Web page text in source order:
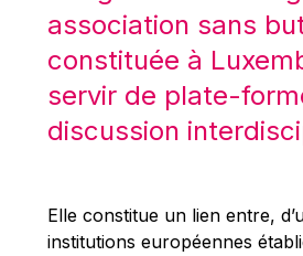
Paolo Mengozzi
Paschal Donohoe
Pat Cox
Patrizia Nanz
Pierre Gramegna
Richard Pelly
association sans
constituée à
servir de plate-
discussion
Elle constitue un lien entre,
institutions européennes